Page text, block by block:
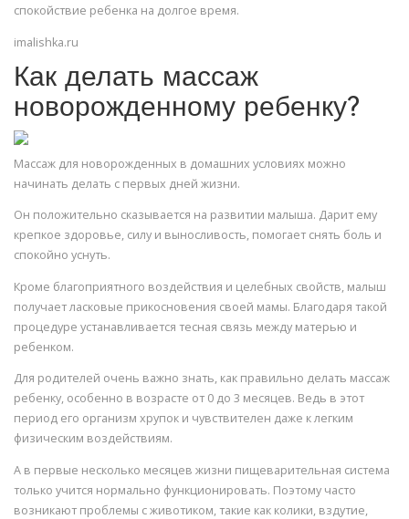
спокойствие ребенка на долгое время.
imalishka.ru
Как делать массаж
новорожденному ребенку?
Массаж для новорожденных в домашних условиях можно
начинать делать с первых дней жизни.
Он положительно сказывается на развитии малыша. Дарит ему
крепкое здоровье, силу и выносливость, помогает снять боль и
спокойно уснуть.
Кроме благоприятного воздействия и целебных свойств, малыш
получает ласковые прикосновения своей мамы. Благодаря такой
процедуре устанавливается тесная связь между матерью и
ребенком.
Для родителей очень важно знать, как правильно делать массаж
ребенку, особенно в возрасте от 0 до 3 месяцев. Ведь в этот
период его организм хрупок и чувствителен даже к легким
физическим воздействиям.
А в первые несколько месяцев жизни пищеварительная система
только учится нормально функционировать. Поэтому часто
возникают проблемы с животиком, такие как колики, вздутие,